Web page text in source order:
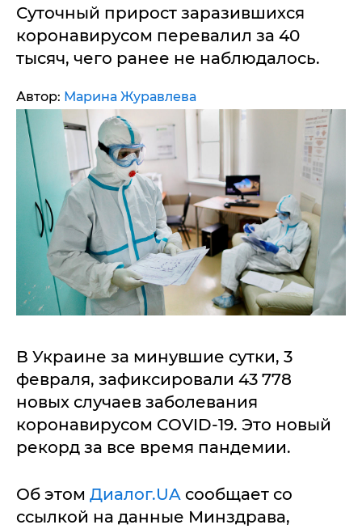
Суточный прирост заразившихся
коронавирусом перевалил за 40
тысяч, чего ранее не наблюдалось.
Автор: Марина Журавлева
В Украине за минувшие сутки, 3
февраля, зафиксировали 43 778
новых случаев заболевания
коронавирусом COVID-19. Это новый
рекорд за все время пандемии.
Об этом Диалог.UA сообщает со
ссылкой на данные Минздрава,